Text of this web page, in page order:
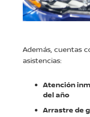
Además, cuentas
asistencias:
Atención
del año
Arrastre de